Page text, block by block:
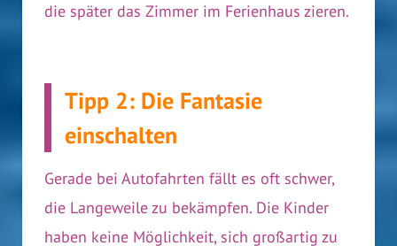
die später das Zimmer im Ferienhaus zieren.
Tipp 2: Die Fantasie
einschalten
Gerade bei Autofahrten fällt es oft schwer,
die Langeweile zu bekämpfen. Die Kinder
haben keine Möglichkeit, sich großartig zu